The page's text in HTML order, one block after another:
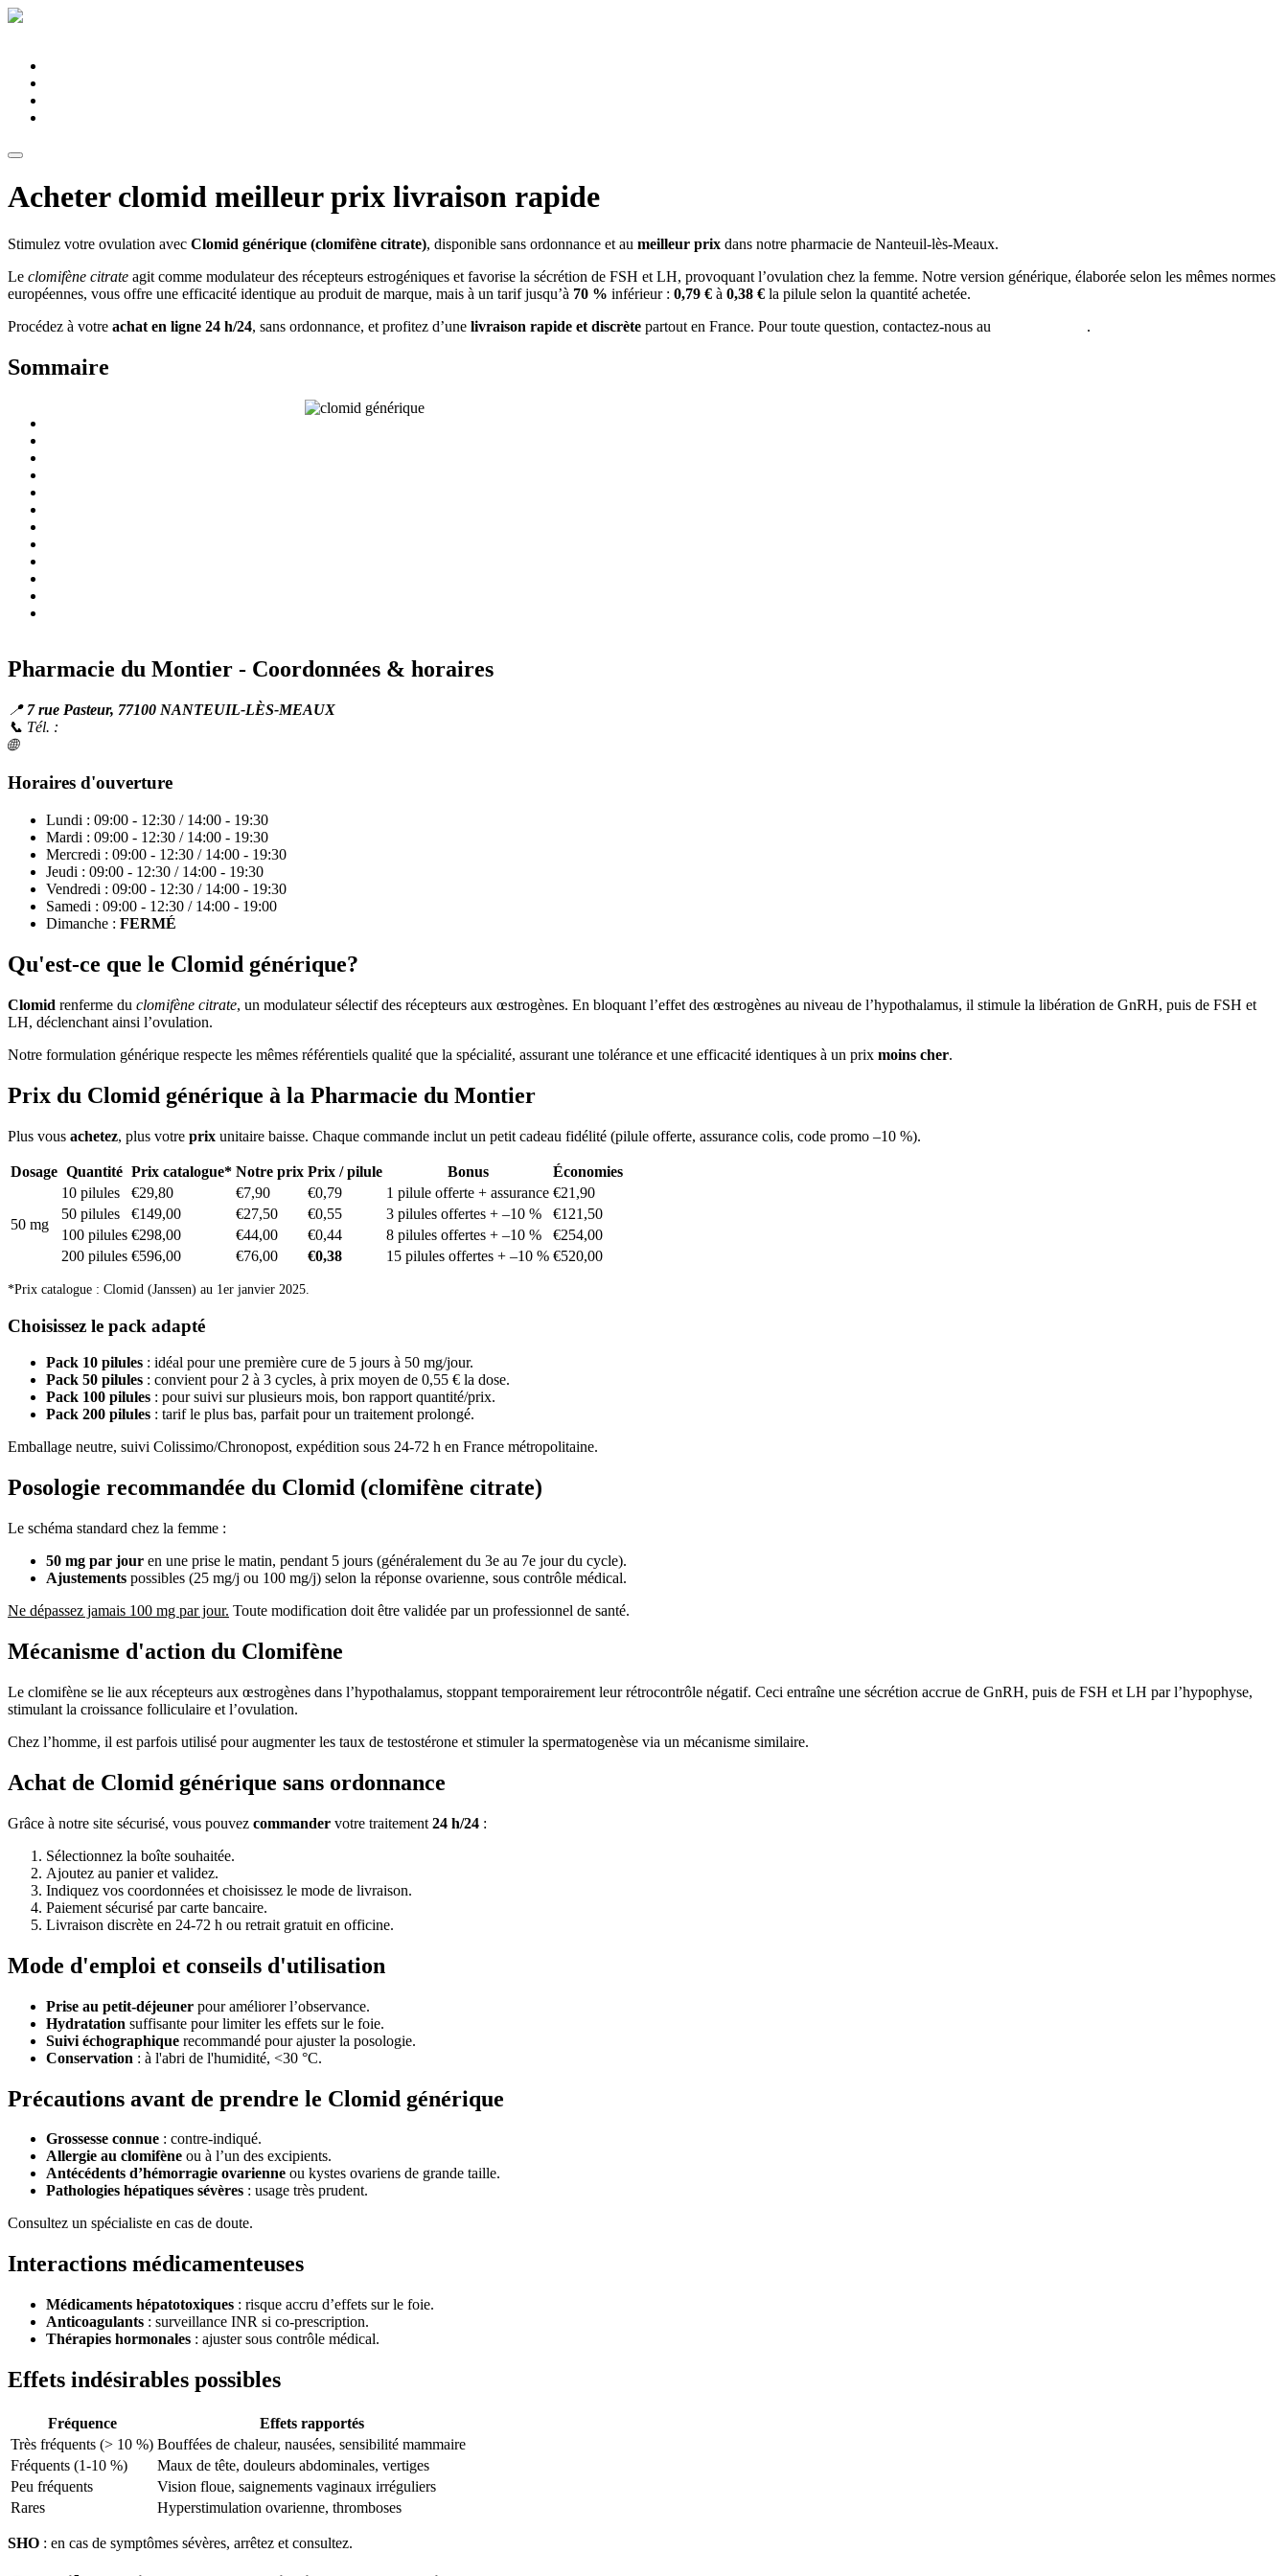
Acheter clomid meilleur prix livraison rapide
Stimulez votre ovulation avec Clomid générique (clomifène citrate), disponible sans ordonnance et au meilleur prix dans notre pharmacie de Nanteuil-lès-Meaux.
Le clomifène citrate agit comme modulateur des récepteurs estrogéniques et favorise la sécrétion de FSH et LH, provoquant l’ovulation chez la femme. Notre version générique, élaborée selon les mêmes normes
européennes, vous offre une efficacité identique au produit de marque, mais à un tarif jusqu’à 70 % inférieur : 0,79 € à 0,38 € la pilule selon la quantité achetée.
Procédez à votre achat en ligne 24 h/24, sans ordonnance, et profitez d’une livraison rapide et discrète partout en France. Pour toute question, contactez-nous au .
Sommaire
Pharmacie du Montier - Coordonnées & horaires
📍 7 rue Pasteur, 77100 NANTEUIL-LÈS-MEAUX
📞 Tél. :
🌐
Horaires d'ouverture
Lundi : 09:00 - 12:30 / 14:00 - 19:30
Mardi : 09:00 - 12:30 / 14:00 - 19:30
Mercredi : 09:00 - 12:30 / 14:00 - 19:30
Jeudi : 09:00 - 12:30 / 14:00 - 19:30
Vendredi : 09:00 - 12:30 / 14:00 - 19:30
Samedi : 09:00 - 12:30 / 14:00 - 19:00
Dimanche : FERMÉ
Qu'est-ce que le Clomid générique?
Clomid renferme du clomifène citrate, un modulateur sélectif des récepteurs aux œstrogènes. En bloquant l’effet des œstrogènes au niveau de l’hypothalamus, il stimule la libération de GnRH, puis de FSH et
LH, déclenchant ainsi l’ovulation.
Notre formulation générique respecte les mêmes référentiels qualité que la spécialité, assurant une tolérance et une efficacité identiques à un prix moins cher.
Prix du Clomid générique à la Pharmacie du Montier
Plus vous achetez, plus votre prix unitaire baisse. Chaque commande inclut un petit cadeau fidélité (pilule offerte, assurance colis, code promo –10 %).
Dosage Quantité Prix catalogue* Notre prix Prix / pilule Bonus Économies
50 mg
10 pilules €29,80 €7,90 €0,79 1 pilule offerte + assurance €21,90
50 pilules
€149,00 €27,50 €0,55 3 pilules offertes + –10 %
€121,50
100 pilules €298,00 €44,00 €0,44 8 pilules offertes + –10 %
€254,00
200 pilules €596,00 €76,00 €0,38 15 pilules offertes + –10 % €520,00
*Prix catalogue : Clomid (Janssen) au 1er janvier 2025.
Choisissez le pack adapté
Pack 10 pilules : idéal pour une première cure de 5 jours à 50 mg/jour.
Pack 50 pilules : convient pour 2 à 3 cycles, à prix moyen de 0,55 € la dose.
Pack 100 pilules : pour suivi sur plusieurs mois, bon rapport quantité/prix.
Pack 200 pilules : tarif le plus bas, parfait pour un traitement prolongé.
Emballage neutre, suivi Colissimo/Chronopost, expédition sous 24-72 h en France métropolitaine.
Posologie recommandée du Clomid (clomifène citrate)
Le schéma standard chez la femme :
50 mg par jour en une prise le matin, pendant 5 jours (généralement du 3e au 7e jour du cycle).
Ajustements possibles (25 mg/j ou 100 mg/j) selon la réponse ovarienne, sous contrôle médical.
Ne dépassez jamais 100 mg par jour. Toute modification doit être validée par un professionnel de santé.
Mécanisme d'action du Clomifène
Le clomifène se lie aux récepteurs aux œstrogènes dans l’hypothalamus, stoppant temporairement leur rétrocontrôle négatif. Ceci entraîne une sécrétion accrue de GnRH, puis de FSH et LH par l’hypophyse,
stimulant la croissance folliculaire et l’ovulation.
Chez l’homme, il est parfois utilisé pour augmenter les taux de testostérone et stimuler la spermatogenèse via un mécanisme similaire.
Achat de Clomid générique sans ordonnance
Grâce à notre site sécurisé, vous pouvez commander votre traitement 24 h/24 :
Sélectionnez la boîte souhaitée.
Ajoutez au panier et validez.
Indiquez vos coordonnées et choisissez le mode de livraison.
Paiement sécurisé par carte bancaire.
Livraison discrète en 24-72 h ou retrait gratuit en officine.
Mode d'emploi et conseils d'utilisation
Prise au petit-déjeuner pour améliorer l’observance.
Hydratation suffisante pour limiter les effets sur le foie.
Suivi échographique recommandé pour ajuster la posologie.
Conservation : à l'abri de l'humidité, <30 °C.
Précautions avant de prendre le Clomid générique
Grossesse connue : contre-indiqué.
Allergie au clomifène ou à l’un des excipients.
Antécédents d’hémorragie ovarienne ou kystes ovariens de grande taille.
Pathologies hépatiques sévères : usage très prudent.
Consultez un spécialiste en cas de doute.
Interactions médicamenteuses
Médicaments hépatotoxiques : risque accru d’effets sur le foie.
Anticoagulants : surveillance INR si co-prescription.
Thérapies hormonales : ajuster sous contrôle médical.
Effets indésirables possibles
Fréquence
Effets rapportés
Très fréquents (> 10 %) Bouffées de chaleur, nausées, sensibilité mammaire
Fréquents (1-10 %)
Maux de tête, douleurs abdominales, vertiges
Peu fréquents
Vision floue, saignements vaginaux irréguliers
Rares
Hyperstimulation ovarienne, thromboses
SHO : en cas de symptômes sévères, arrêtez et consultez.